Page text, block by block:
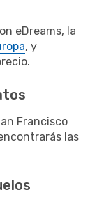
eDreams, la
, y
Francisco
las